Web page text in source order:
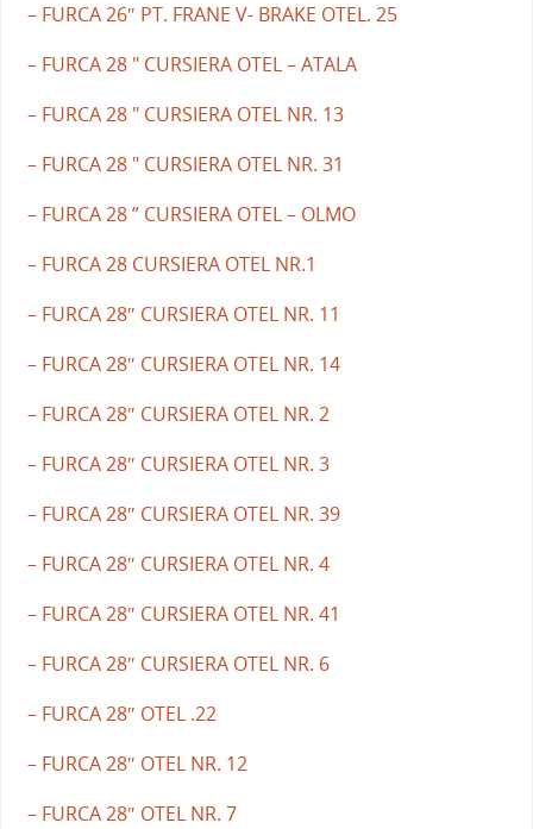
– FURCA 26″ PT. FRANE V- BRAKE OTEL. 25
– FURCA 28 " CURSIERA OTEL – ATALA
– FURCA 28 " CURSIERA OTEL NR. 13
– FURCA 28 " CURSIERA OTEL NR. 31
– FURCA 28 ” CURSIERA OTEL – OLMO
– FURCA 28 CURSIERA OTEL NR.1
– FURCA 28″ CURSIERA OTEL NR. 11
– FURCA 28″ CURSIERA OTEL NR. 14
– FURCA 28″ CURSIERA OTEL NR. 2
– FURCA 28″ CURSIERA OTEL NR. 3
– FURCA 28″ CURSIERA OTEL NR. 39
– FURCA 28″ CURSIERA OTEL NR. 4
– FURCA 28″ CURSIERA OTEL NR. 41
– FURCA 28″ CURSIERA OTEL NR. 6
– FURCA 28″ OTEL .22
– FURCA 28″ OTEL NR. 12
– FURCA 28″ OTEL NR. 7